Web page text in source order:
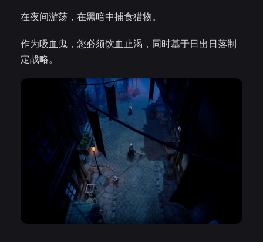
在夜间游荡，在黑暗中捕食猎物。
作为吸血鬼，您必须饮血止渴，同时基于日出日落制
定战略。